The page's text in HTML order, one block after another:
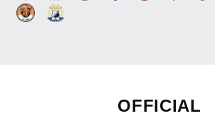
OFFICIAL